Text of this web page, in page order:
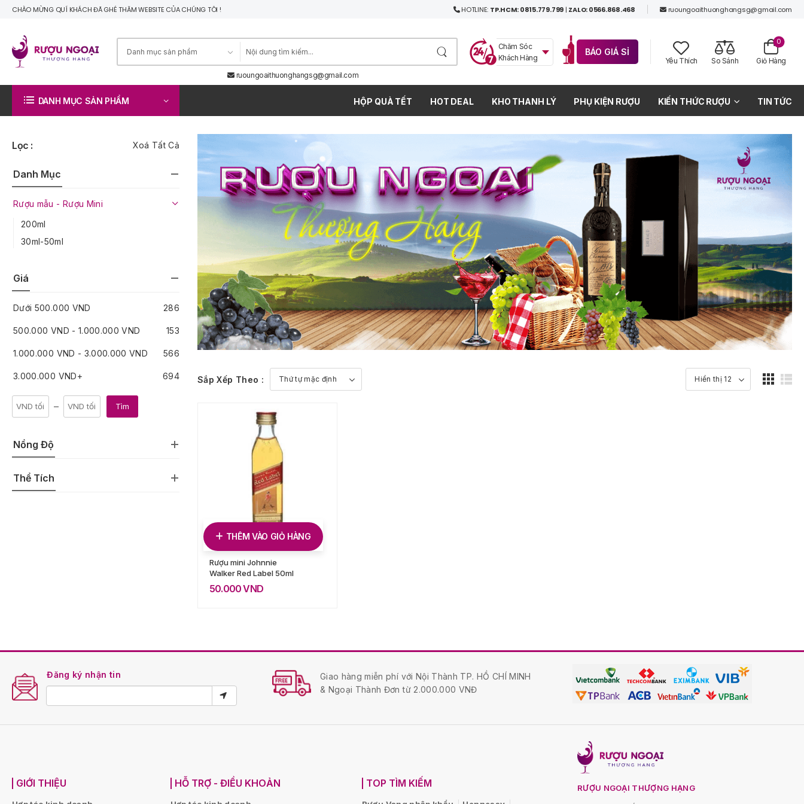
CHÀO MỪNG QUÍ KHÁCH ĐÃ GHÉ THĂM WEBSITE CỦA CHÚNG TÔI ! HOTLINE: TP.HCM: 0815.779.799 | ZALO: 0566.868.468 ruoungoaithuonghangsg@gmail.com
ruoungoaithuonghangsg@gmail.com
BÁO GIÁ SỈ
Chăm Sóc
Khách Hàng
Yêu Thích So Sánh Giỏ Hàng
0
DANH MỤC SẢN PHẨM HỘP QUÀ TẾT HOT DEAL KHO THANH LÝ PHỤ KIỆN RƯỢU KIẾN THỨC RƯỢU TIN TỨC
Lọc : Xoá Tất Cả
Danh Mục
Rượu mẫu - Rượu Mini
200ml
30ml-50ml
Giá
Dưới 500.000 VND 286
500.000 VND - 1.000.000VND 153
1.000.000 VND - 3.000.000VND 566
3.000.000 VND+ 694
Tìm
Nồng Độ
Thể Tích
Sắp Xếp Theo :
THÊM VÀO GIỎ HÀNG
Rượu mini Johnnie
Walker Red Label 50ml
50.000VND
Đăng ký nhận tin
Giao hàng miễn phí với Nội Thành TP. HỒ CHÍ MINH
& Ngoại Thành Đơn từ 2.000.000 VNĐ
GIỚI THIỆU HỖ TRỢ - ĐIỀU KHOẢN TOP TÌM KIẾM
RƯỢU NGOẠI THƯỢNG HẠNG